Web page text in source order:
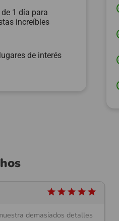
1 día para
increíbles
de interés
star star star star star
demasiados detalles